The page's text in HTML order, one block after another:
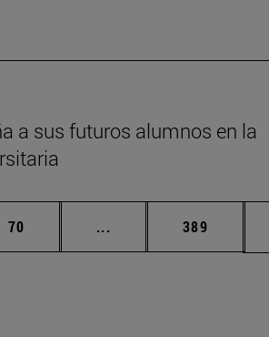
a sus futuros alumnos en la
Página
70 ... Páginas intermedias
Página
389